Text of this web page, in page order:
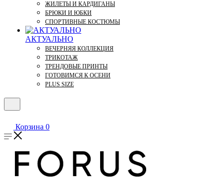
ЖИЛЕТЫ И КАРДИГАНЫ
БРЮКИ И ЮБКИ
СПОРТИВНЫЕ КОСТЮМЫ
АКТУАЛЬНО
ВЕЧЕРНЯЯ КОЛЛЕКЦИЯ
ТРИКОТАЖ
ТРЕНДОВЫЕ ПРИНТЫ
ГОТОВИМСЯ К ОСЕНИ
PLUS SIZE
Корзина 0